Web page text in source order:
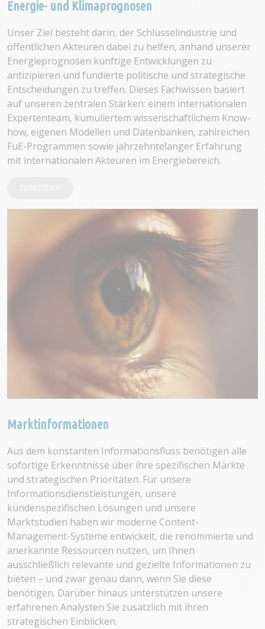
Energie- und Klimaprognosen
Unser Ziel besteht darin, der Schlüsselindustrie und
öffentlichen Akteuren dabei zu helfen, anhand unserer
Energieprognosen künftige Entwicklungen zu
antizipieren und fundierte politische und strategische
Entscheidungen zu treffen. Dieses Fachwissen basiert
auf unseren zentralen Stärken: einem internationalen
Expertenteam, kumuliertem wissenschaftlichem Know-
how, eigenen Modellen und Datenbanken, zahlreichen
FuE-Programmen sowie jahrzehntelanger Erfahrung
mit internationalen Akteuren im Energiebereich.
Marktinformationen
Aus dem konstanten Informationsfluss benötigen alle
sofortige Erkenntnisse über ihre spezifischen Märkte
und strategischen Prioritäten. Für unsere
Informationsdienstleistungen, unsere
kundenspezifischen Lösungen und unsere
Marktstudien haben wir moderne Content-
Management-Systeme entwickelt, die renommierte und
anerkannte Ressourcen nutzen, um Ihnen
ausschließlich relevante und gezielte Informationen zu
bieten – und zwar genau dann, wenn Sie diese
benötigen. Darüber hinaus unterstützen unsere
erfahrenen Analysten Sie zusätzlich mit ihren
strategischen Einblicken.